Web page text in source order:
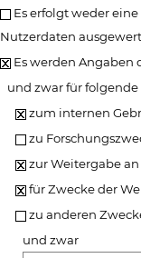
Es erfolgt weder
Nutzerdaten
Es werden Angaben
und zwar für
zum internen
zu
zur Weitergabe
für Zwecke der
zu anderen
und zwar